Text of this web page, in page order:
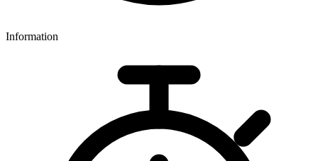
Information